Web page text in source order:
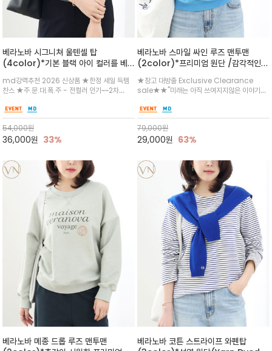
베라노바 시그니쳐 울텐셀 탑
(4color)*기본 블랙 아이 컬러를 베
이스로 세련되고 차분한 톤 컬러웨이 완
료 / 일상에서 가장 자주 찾게 될 '기본
템'의 정석을 만나보세요.
md강력추천 2026 신상품 ★한정 세일 득템
찬스 ★주.문.대.폭.주 - 전컬러 인기~~2차
하세요^^부드럽고 쾌적한 텐셀 소재감으로 피
부에 닿는 감촉이 좋으며, 슬림한듯 부담없는 스
판으로 내추럴한 핏
54,000원
36,000원 33%
베라노바 스마일 싸인 루즈 맨투맨
(2color)*프리미엄 원단 /감각적인
레터링과 귀여운 스마일 그래픽이 조화
를 이루는 위트 있는 디자인의 맨투맨
★창고 대방출 Exclusive Clearance
sale★★"미래는 아직 쓰여지지않은 이야기~
체 싸인 스마일/여유로운 드롭 숄더 라인이 편안
하고 자연스러운 실루엣/데님이나 슬랙스 어디
에나 경쾌한 데일리 포인트 아이템
79,000원
29,000원 63%
베라노바 메종 드롭 루즈 맨투맨
베라노바 코튼 스트라이프 와펜탑